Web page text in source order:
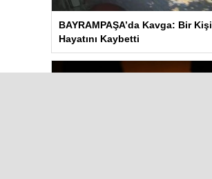
BAYRAMPAŞA’da Kavga: Bir Kişi
Hayatını Kaybetti